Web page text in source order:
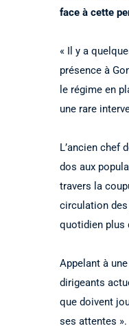
face à cette
« Il y a
présence à
le régime en
une rare
L’ancien chef
dos aux
travers la
circulation des
quotidien plus
Appelant à
dirigeants
que doivent
ses attentes ».